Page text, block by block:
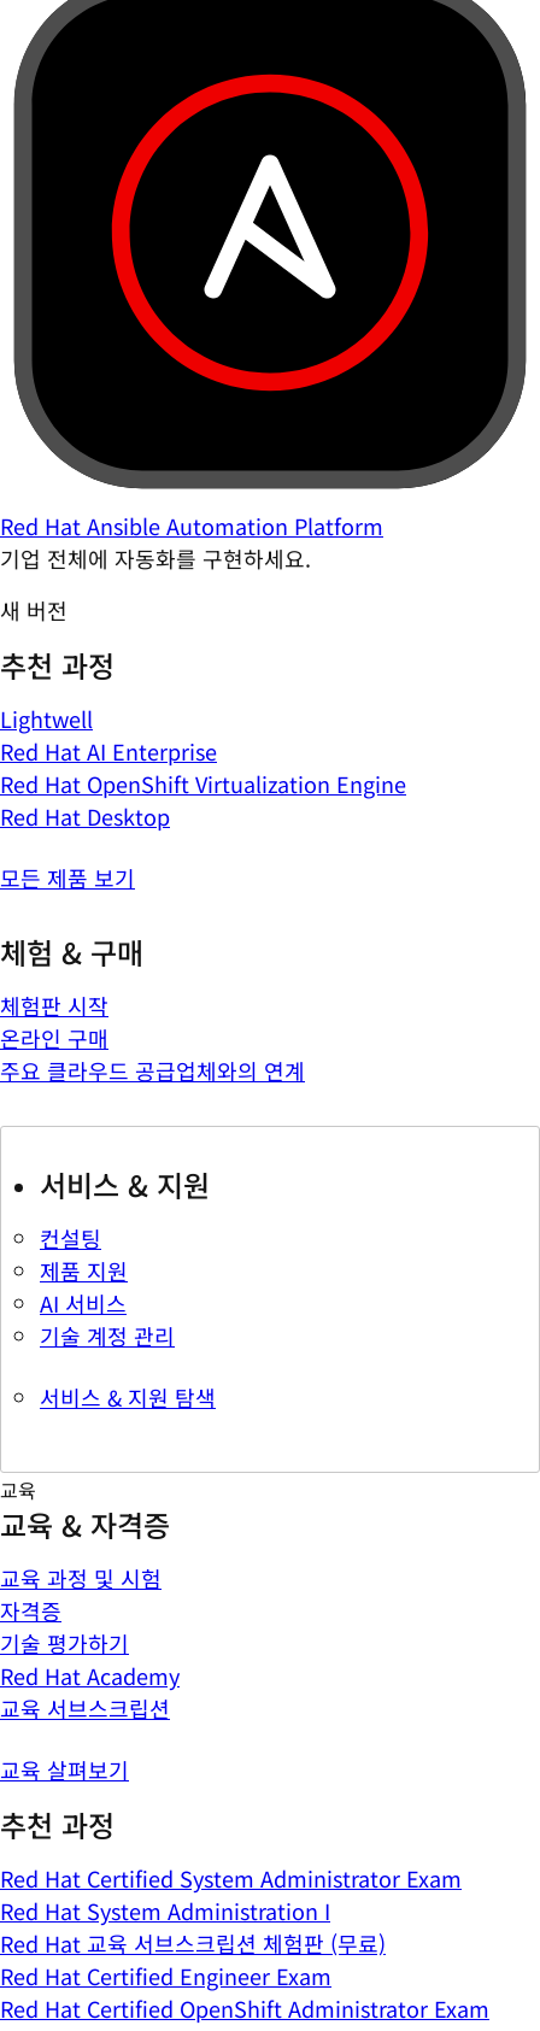
Red Hat Ansible Automation Platform
기업 전체에 자동화를 구현하세요.
새 버전
추천 과정
Lightwell
Red Hat AI Enterprise
Red Hat OpenShift Virtualization Engine
Red Hat Desktop
모든 제품 보기
체험 & 구매
체험판 시작
온라인 구매
주요 클라우드 공급업체와의 연계
서비스 & 지원
컨설팅
제품 지원
AI 서비스
기술 계정 관리
서비스 & 지원 탐색
교육
교육 & 자격증
교육 과정 및 시험
자격증
기술 평가하기
Red Hat Academy
교육 서브스크립션
교육 살펴보기
추천 과정
Red Hat Certified System Administrator Exam
Red Hat System Administration I
Red Hat 교육 서브스크립션 체험판 (무료)
Red Hat Certified Engineer Exam
Red Hat Certified OpenShift Administrator Exam